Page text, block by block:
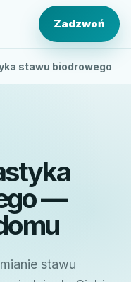
Zadzwoń
stawu biodrowego
—
stawu